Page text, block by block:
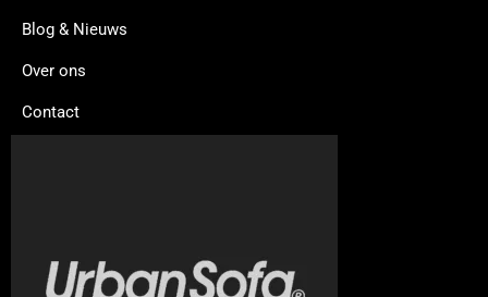
Blog & Nieuws
Over ons
Contact